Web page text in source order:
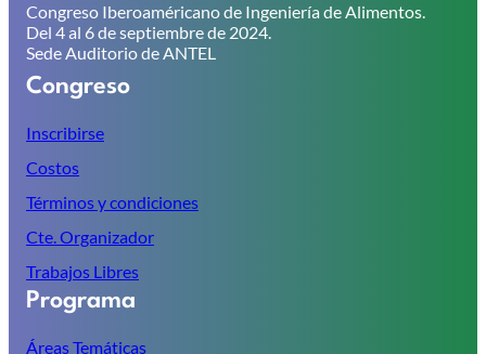
Congreso Iberoaméricano de Ingeniería de Alimentos.
Del 4 al 6 de septiembre de 2024.
Sede Auditorio de ANTEL
Congreso
Inscribirse
Costos
Términos y condiciones
Cte. Organizador
Trabajos Libres
Programa
Áreas Temáticas